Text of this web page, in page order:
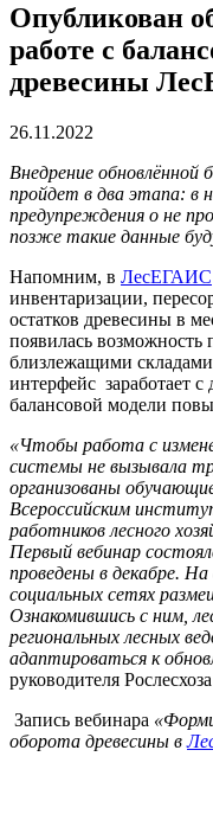
Опубликован
работе с
древесины
26.11.2022
Внедрение обновлённой
пройдет в два этапа: в
предупреждения о не
позже такие данные
Напомним, в ЛесЕГАИС
инвентаризации,
остатков древесины в
появилась возможность
близлежащими
интерфейс заработает с
балансовой модели
«Чтобы работа с
системы не вызывала
организованы
Всероссийским
работников лесного
Первый вебинар
проведены в декабре.
социальных сетях
Ознакомившись с ним,
региональных лесных
адаптироваться к
руководителя
Запись вебинара
оборота древесины в